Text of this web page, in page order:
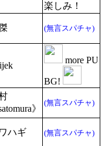
楽しみ！
(無言スパチャ)
more PU
BG!
》
(無言スパチャ)
ハギ (無言スパチャ)